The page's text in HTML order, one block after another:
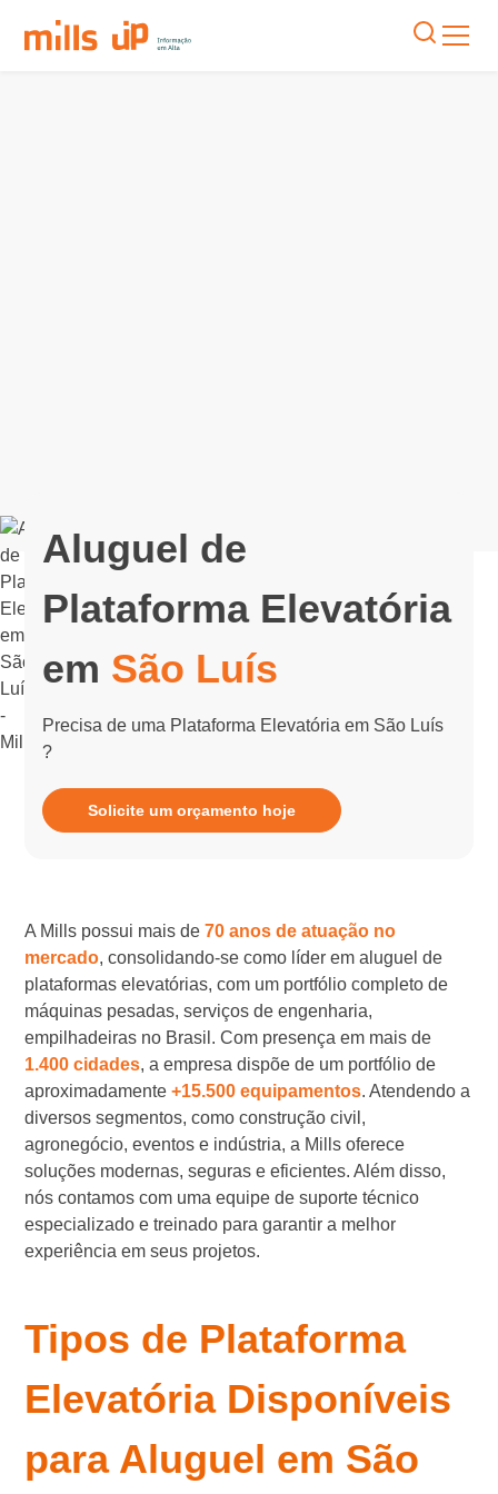
Aluguel de
Plataforma Elevatória
em São Luís
Precisa de uma Plataforma Elevatória em São Luís
?
Solicite um orçamento hoje
A Mills possui mais de70 anos de atuação no
mercado, consolidando-se como líder em aluguel de
plataformas elevatórias, com um portfólio completo de
máquinas pesadas, serviços de engenharia,
empilhadeiras no Brasil. Com presença em mais de
1.400 cidades, a empresa dispõe de um portfólio de
aproximadamente+15.500 equipamentos. Atendendo a
diversos segmentos, como construção civil,
agronegócio, eventos e indústria, a Mills oferece
soluções modernas, seguras e eficientes. Além disso,
nós contamos com uma equipe de suporte técnico
especializado e treinado para garantir a melhor
experiência em seus projetos.
Tipos de Plataforma
Elevatória Disponíveis
para Aluguel em São